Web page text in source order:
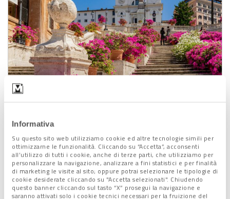
Informativa
Su questo sito web utilizziamo cookie ed altre tecnologie simili per
ottimizzarne le funzionalità. Cliccando su “Accetta”, acconsenti
all’utilizzo di tutti i cookie, anche di terze parti, che utilizziamo per
personalizzare la navigazione, analizzare a fini statistici e per finalità
di marketing le visite al sito; oppure potrai selezionare le tipologie di
cookie desiderate cliccando su "Accetta selezionati". Chiudendo
questo banner cliccando sul tasto “X” prosegui la navigazione e
saranno attivati solo i cookie tecnici necessari per la fruizione del
Trinità dei monti, Roma
Milano, tra le cento città europee prese in considerazione,
conquista invece ildecimo posto.
E’ riconosciuta come ilmotore economico del Paesee
meta preferita di molti facoltosi turisti,in primis inglesi ai
russi. Una città all’avanguardia in termini dimoda, design,
innovazione e creatività , inposizione strategicanel cuore